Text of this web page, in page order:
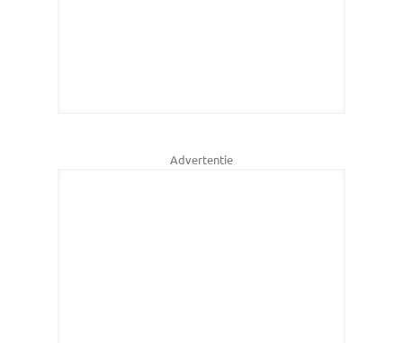
Advertentie